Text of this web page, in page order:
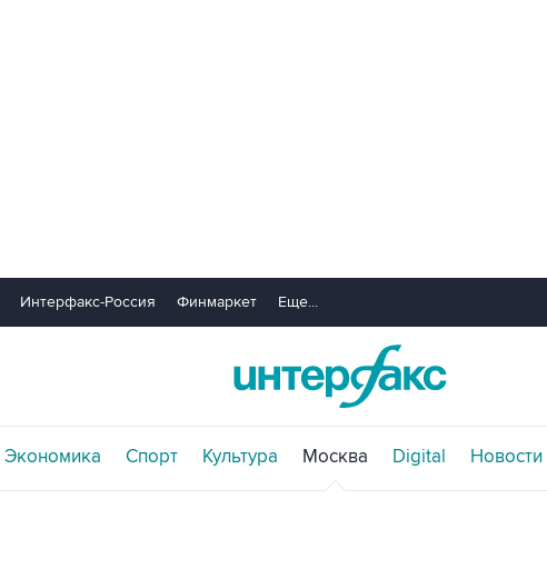
Интерфакс-Россия Финмаркет Еще...
Экономика Спорт Культура Москва Digital Новости